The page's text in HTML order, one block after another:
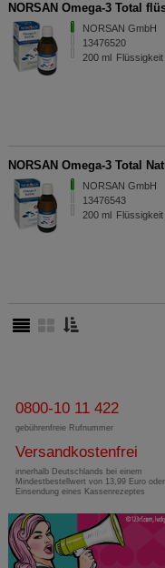
NORSAN Omega-3 Total
NORSAN GmbH
13476520
200 ml Flüssigkeit
NORSAN Omega-3 Total
NORSAN GmbH
13476543
200 ml Flüssigkeit
0800-10 11 422
gebührenfreie Rufnummer
Versandkostenfrei
innerhalb Deutschlands bei einem
Mindestbestellwert von 13,99 Euro
Einsendung eines Kassenrezeptes